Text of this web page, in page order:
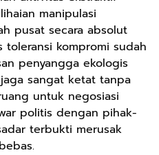
manipulasi
pusat secara absolut
toleransi kompromi sudah
penyangga ekologis
sangat ketat tanpa
untuk negosiasi
politis dengan pihak-
terbukti merusak